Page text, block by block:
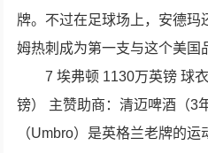
牌。不过在足球场上，安德玛
姆热刺成为第一支与这个美国
7 埃弗顿 1130万英镑 球
镑） 主赞助商：清迈啤酒（3
（Umbro）是英格兰老牌的